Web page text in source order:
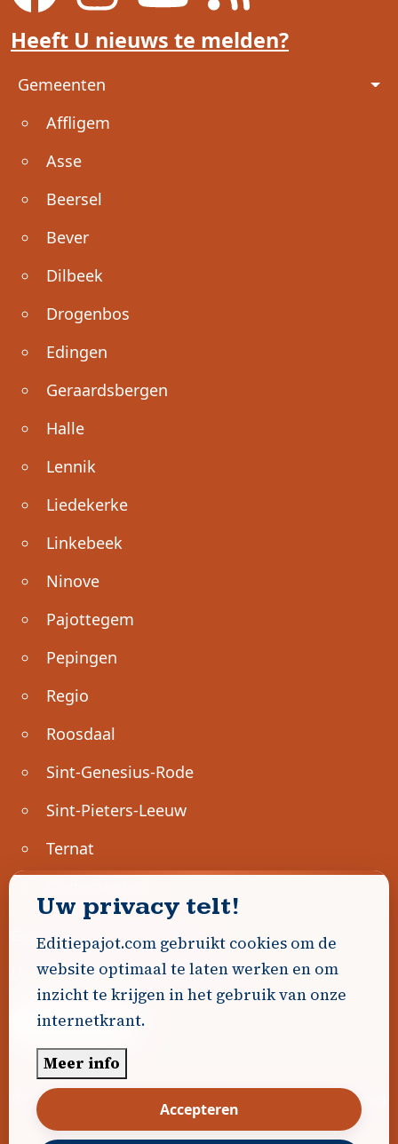
Heeft U nieuws te melden?
Voet
Gemeenten
Affligem
Asse
Beersel
Bever
Dilbeek
Drogenbos
Edingen
Geraardsbergen
Halle
Lennik
Liedekerke
Linkebeek
Ninove
Pajottegem
Pepingen
Regio
Roosdaal
Sint-Genesius-Rode
Sint-Pieters-Leeuw
Ternat
Geen advertenties gevonden.
Uw advertentie hier? Contacteer ons!
Word Partner!
© 2026 Editiepajot.com
Algemene voorwaarden
|Disclaimer Privacybeleid Cookiebeleid|
Uw privacy telt!
Editiepajot.com gebruikt cookies om de
website optimaal te laten werken en om
inzicht te krijgen in het gebruik van onze
internetkrant.
Meer info
Accepteren